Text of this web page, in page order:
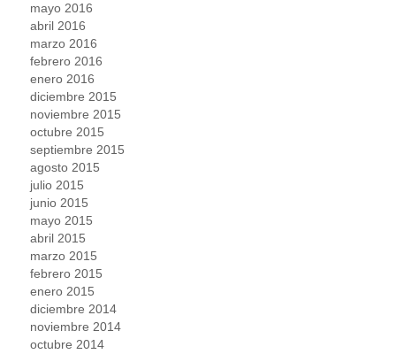
mayo 2016
abril 2016
marzo 2016
febrero 2016
enero 2016
diciembre 2015
noviembre 2015
octubre 2015
septiembre 2015
agosto 2015
julio 2015
junio 2015
mayo 2015
abril 2015
marzo 2015
febrero 2015
enero 2015
diciembre 2014
noviembre 2014
octubre 2014